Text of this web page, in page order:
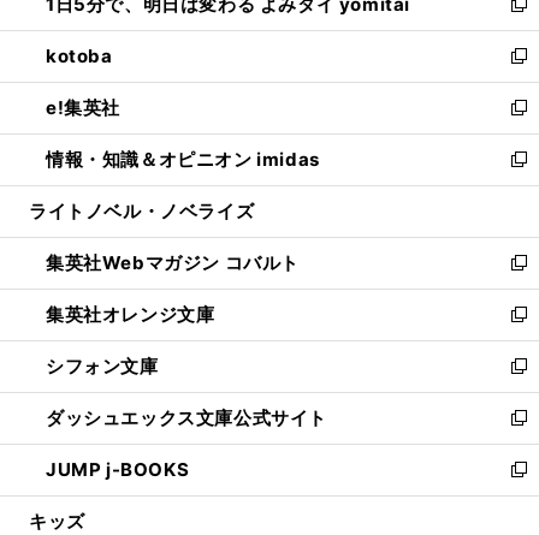
で
開
く
ド
ウ
で
開
く
ィ
ン
ド
ウ
で
開
く
い
ウ
ィ
ン
ド
ウ
で
開
新
し
い
ウ
ィ
ン
ド
ウ
開
く
kotoba
新
し
い
ウ
ィ
ン
ウ
で
開
く
e!集英社
新
し
い
ウ
ン
ド
ウ
で
開
く
情報・知識＆オピニオン imidas
新
し
ウ
ィ
ン
ド
ウ
で
開
く
ライトノベル・ノベライズ
集英社Webマガジン コバルト
新
し
い
ウ
ィ
ン
ド
ウ
で
開
集英社オレンジ文庫
新
し
い
ウ
ィ
ン
ド
ウ
シフォン文庫
新
し
い
ウ
ィ
ン
ダッシュエックス文庫公式サイト
新
し
い
ウ
JUMP j-BOOKS
新
し
キッズ